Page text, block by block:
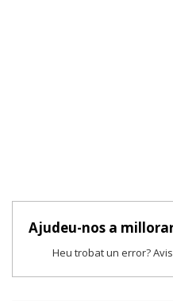
Ajudeu-nos a
Heu trobat un error?